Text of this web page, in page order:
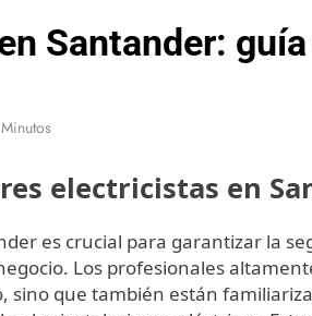
Santander:
electricistas en
es crucial para garantizar la
Los profesionales
sino que también están